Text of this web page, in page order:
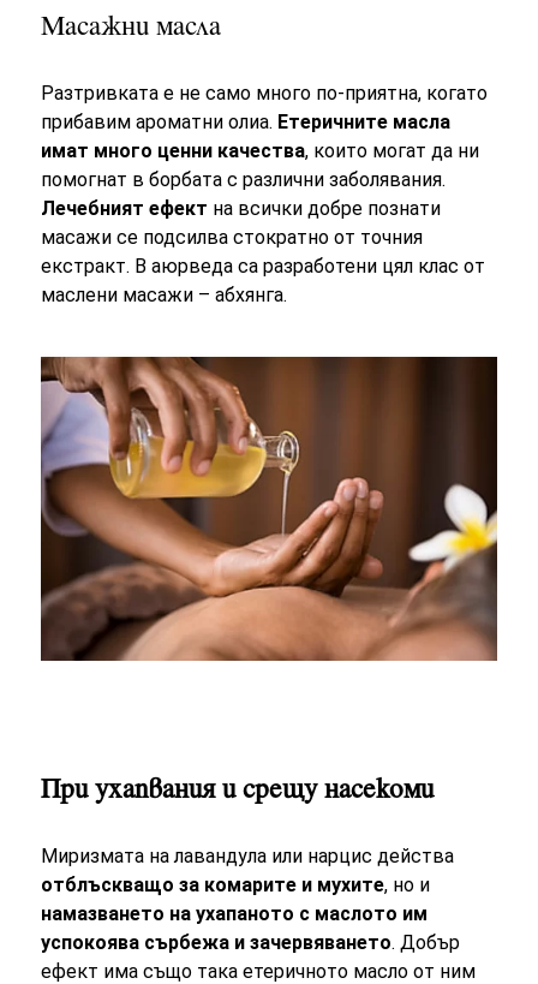
Масажни масла
Разтривката е не само много по-приятна, когато
прибавим ароматни олиа. Етеричните масла
имат много ценни качества, които могат да ни
помогнат в борбата с различни заболявания.
Лечебният ефект на всички добре познати
масажи се подсилва стократно от точния
екстракт. В аюрведа са разработени цял клас от
маслени масажи – абхянга.
При ухапвания и срещу насекоми
Миризмата на лавандула или нарцис действа
отблъскващо за комарите и мухите, но и
намазването на ухапаното с маслото им
успокоява сърбежа и зачервяването. Добър
ефект има също така етеричното масло от ним